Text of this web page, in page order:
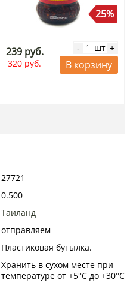
25%
239 руб.
320 руб.
- шт +
В корзину
27721
0.500
Таиланд
отправляем
Пластиковая бутылка.
Хранить в сухом месте при
температуре от +5°С до +30°С.